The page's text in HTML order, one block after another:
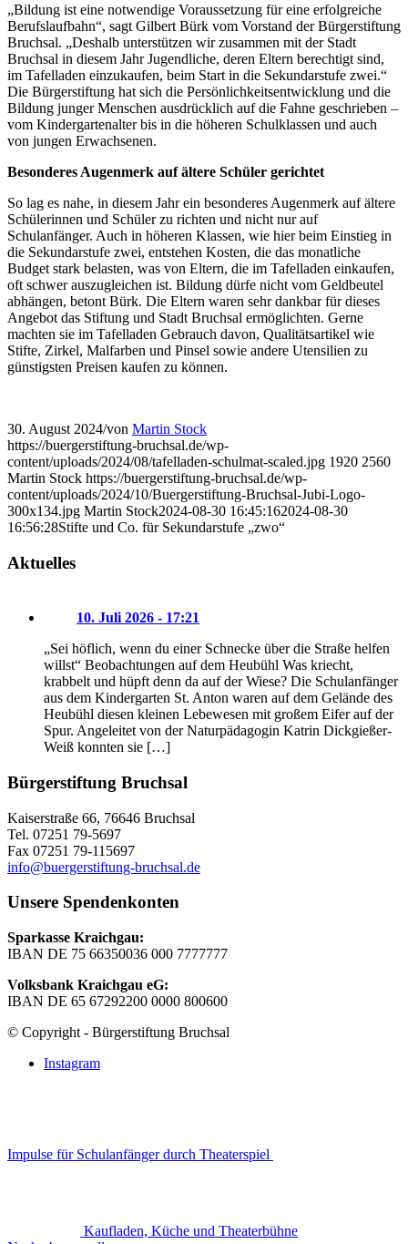
„Bildung ist eine notwendige Voraussetzung für eine erfolgreiche
Berufslaufbahn“, sagt Gilbert Bürk vom Vorstand der Bürgerstiftung
Bruchsal. „Deshalb unterstützen wir zusammen mit der Stadt
Bruchsal in diesem Jahr Jugendliche, deren Eltern berechtigt sind,
im Tafelladen einzukaufen, beim Start in die Sekundarstufe zwei.“
Die Bürgerstiftung hat sich die Persönlichkeitsentwicklung und die
Bildung junger Menschen ausdrücklich auf die Fahne geschrieben –
vom Kindergartenalter bis in die höheren Schulklassen und auch
von jungen Erwachsenen.
Besonderes Augenmerk auf ältere Schüler gerichtet
So lag es nahe, in diesem Jahr ein besonderes Augenmerk auf ältere
Schülerinnen und Schüler zu richten und nicht nur auf
Schulanfänger. Auch in höheren Klassen, wie hier beim Einstieg in
die Sekundarstufe zwei, entstehen Kosten, die das monatliche
Budget stark belasten, was von Eltern, die im Tafelladen einkaufen,
oft schwer auszugleichen ist. Bildung dürfe nicht vom Geldbeutel
abhängen, betont Bürk. Die Eltern waren sehr dankbar für dieses
Angebot das Stiftung und Stadt Bruchsal ermöglichten. Gerne
machten sie im Tafelladen Gebrauch davon, Qualitätsartikel wie
Stifte, Zirkel, Malfarben und Pinsel sowie andere Utensilien zu
günstigsten Preisen kaufen zu können.
30. August 2024/von Martin Stock
https://buergerstiftung-bruchsal.de/wp-
content/uploads/2024/08/tafelladen-schulmat-scaled.jpg 1920 2560
Martin Stock https://buergerstiftung-bruchsal.de/wp-
content/uploads/2024/10/Buergerstiftung-Bruchsal-Jubi-Logo-
300x134.jpg Martin Stock2024-08-30 16:45:162024-08-30
16:56:28Stifte und Co. für Sekundarstufe „zwo“
Aktuelles
10. Juli 2026 - 17:21
„Sei höflich, wenn du einer Schnecke über die Straße helfen
willst“ Beobachtungen auf dem Heubühl Was kriecht,
krabbelt und hüpft denn da auf der Wiese? Die Schulanfänger
aus dem Kindergarten St. Anton waren auf dem Gelände des
Heubühl diesen kleinen Lebewesen mit großem Eifer auf der
Spur. Angeleitet von der Naturpädagogin Katrin Dickgießer-
Weiß konnten sie […]
Bürgerstiftung Bruchsal
Kaiserstraße 66, 76646 Bruchsal
Tel. 07251 79-5697
Fax 07251 79-115697
info@buergerstiftung-bruchsal.de
Unsere Spendenkonten
Sparkasse Kraichgau:
IBAN DE 75 66350036 000 7777777
Volksbank Kraichgau eG:
IBAN DE 65 67292200 0000 800600
© Copyright - Bürgerstiftung Bruchsal
Instagram
Impulse für Schulanfänger durch Theaterspiel
Kaufladen, Küche und Theaterbühne